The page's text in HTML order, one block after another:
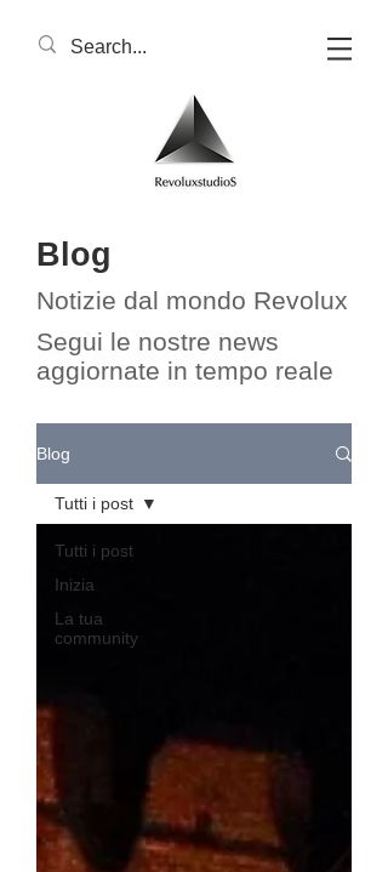
Blog
Notizie dal mondo Revolux​​
Segui le nostre news
aggiornate in tempo reale
Blog
Tutti i post
Inizia
La tua
community
Tutti i post